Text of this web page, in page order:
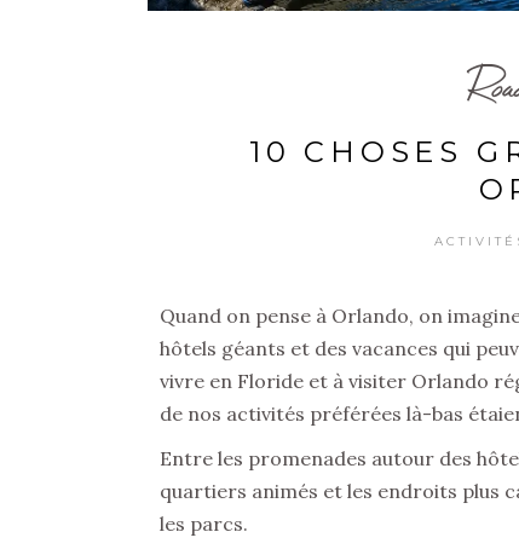
10 CHOSES
Quand on pense à Orlando, on
hôtels géants et des vacances qui
vivre en Floride et à visiter Orlando
de nos activités préférées là-bas
Entre les promenades autour des
quartiers animés et les endroits plus
les parcs.